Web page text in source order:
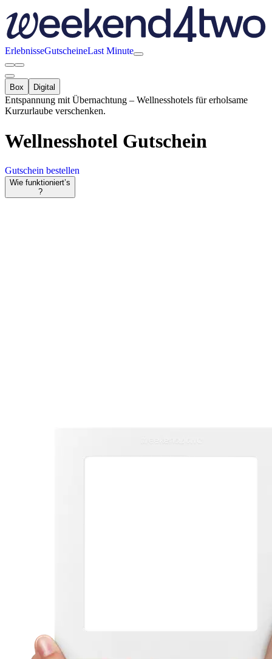
ErlebnisseGutscheineLast Minute
Box Digital
Entspannung mit Übernachtung – Wellnesshotels für erholsame
Kurzurlaube verschenken.
Wellnesshotel Gutschein
Gutschein bestellen
Wie funktioniert’s
?